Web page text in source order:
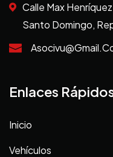
Calle Max
Santo Domingo,
Enlaces
Inicio
Vehículos